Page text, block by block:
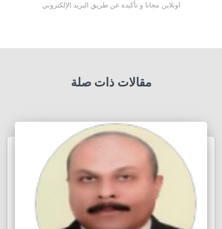
اونلاين مجانا و تأكيدة عن طريق البريد الإلكتروني
مقالات ذات صلة